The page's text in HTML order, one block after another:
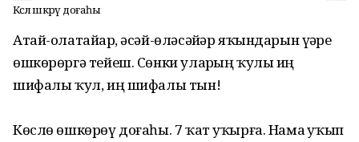
Көслө өшкөрөү доғаһы
Атай-олатайҙар, әсәй-өләсәйҙәр яҡындарын үҙҙәре
өшкөрөргә тейеш. Сөнки уларҙың ҡулы иң
шифалы ҡул, иң шифалы тын!
Көслө өшкөрөү доғаһы. 7 ҡат уҡырға. Намаҙ уҡып